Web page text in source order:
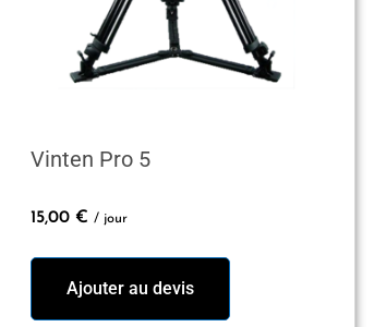
Vinten Pro 5
15,00 € / jour
Ajouter au devis